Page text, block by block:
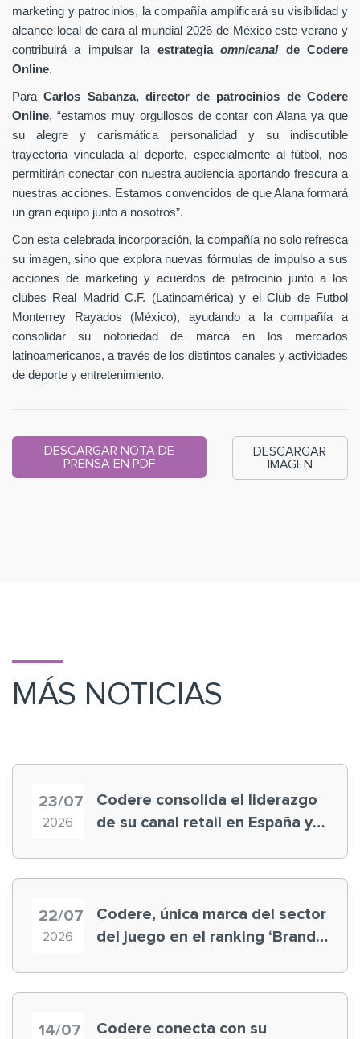
marketing y patrocinios, la compañía amplificará su visibilidad y
alcance local de cara al mundial 2026 de México este verano y
contribuirá a impulsar la estrategiaomnicanal de Codere
Online.
ParaCarlos Sabanza, director de patrocinios de Codere
Online, “estamos muy orgullosos de contar con Alana ya que
su alegre y carismática personalidad y su indiscutible
trayectoria vinculada al deporte, especialmente al fútbol, nos
permitirán conectar con nuestra audiencia aportando frescura a
nuestras acciones. Estamos convencidos de que Alana formará
un gran equipo junto a nosotros”.
Con esta celebrada incorporación, la compañía no solo refresca
su imagen, sino que explora nuevas fórmulas de impulso a sus
acciones de marketing y acuerdos de patrocinio junto a los
clubes Real Madrid C.F. (Latinoamérica) y el Club de Futbol
Monterrey Rayados (México), ayudando a la compañía a
consolidar su notoriedad de marca en los mercados
latinoamericanos, a través de los distintos canales y actividades
de deporte y entretenimiento.
DESCARGAR NOTA DE
PRENSA EN PDF
DESCARGAR
IMAGEN
MÁS NOTICIAS
23/07
2026
Codere consolida el liderazgo
de su canal retail en España y
22/07
2026
Codere, única marca del sector
del juego en el ranking ‘Brand
14/07
Codere conecta con su